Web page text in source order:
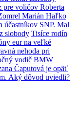
voličov Roberta
Marián Haľko
účastníkov SNP. Mal
slobody Tisíce rodín
eur na veľké
nehoda pri
vodič BMW
Čaputová je opäť
Aký dôvod uviedli?